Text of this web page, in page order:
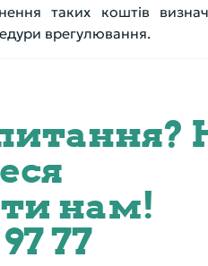
таких коштів
врегулювання.
нам!
77